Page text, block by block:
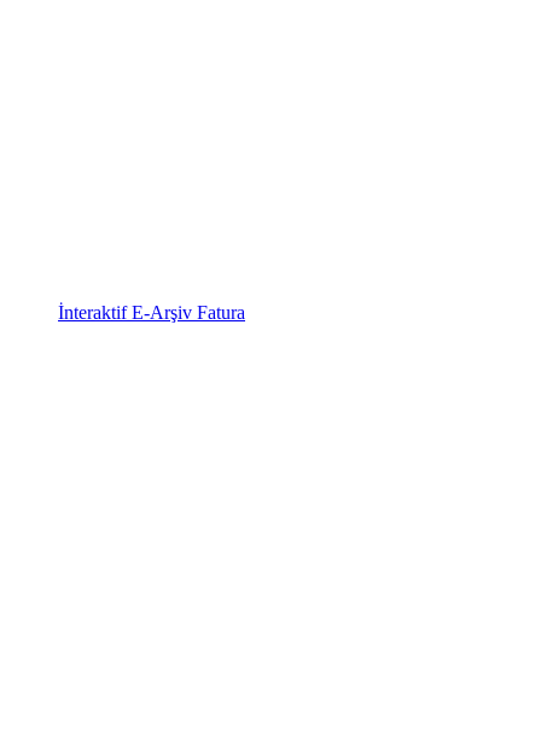
İnteraktif E-Arşiv Fatura